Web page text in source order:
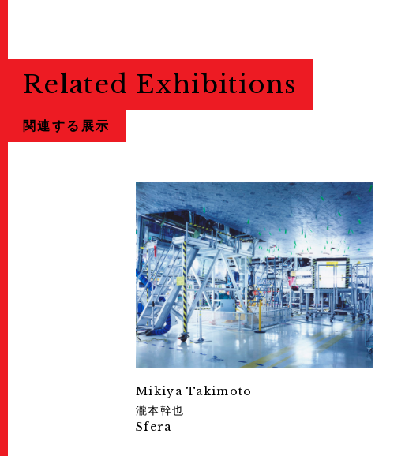
Related Exhibitions
関連する展示
Mikiya Takimoto
瀧本幹也
Sfera